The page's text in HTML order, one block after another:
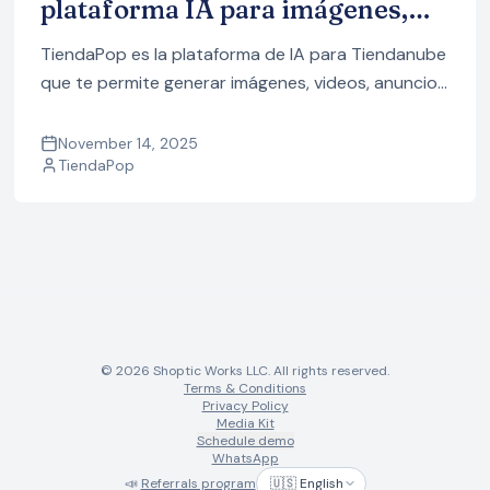
plataforma IA para imágenes,
videos y contenido
TiendaPop es la plataforma de IA para Tiendanube
que te permite generar imágenes, videos, anuncios
fichas de producto y aumentar la conversión.
November 14, 2025
TiendaPop
© 2026 Shoptic Works LLC. All rights reserved.
Terms & Conditions
Privacy Policy
Media Kit
Schedule demo
WhatsApp
📣 Referrals program 🇺🇸 English